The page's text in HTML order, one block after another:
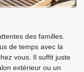
des familles.
de temps avec la
vous. Il suffit juste
extérieur ou un